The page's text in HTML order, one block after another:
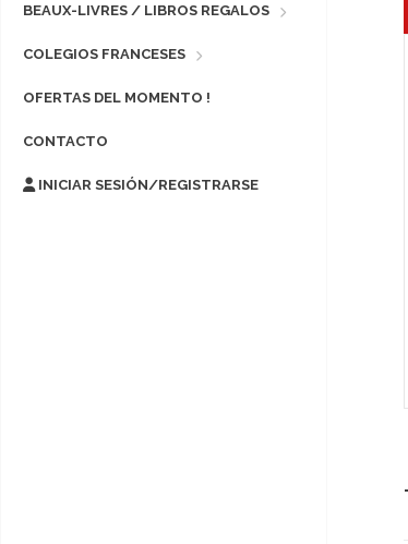
BEAUX-LIVRES / LIBROS REGALOS
COLEGIOS FRANCESES
OFERTAS DEL MOMENTO !
CONTACTO
INICIAR SESIÓN/REGISTRARSE